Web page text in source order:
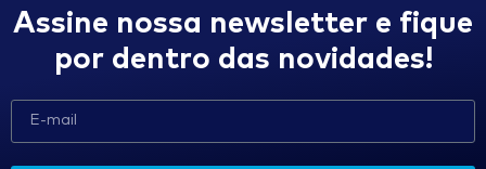
Assine nossa newsletter e fique
por dentro das novidades!